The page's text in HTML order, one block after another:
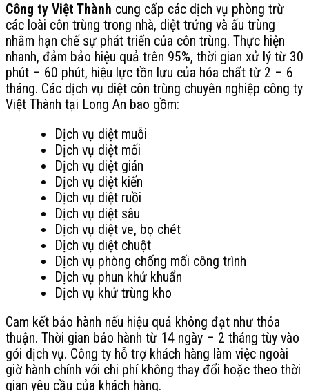
Công ty Việt Thành cung cấp các dịch vụ phòng trừ
các loài côn trùng trong nhà, diệt trứng và ấu trùng
nhằm hạn chế sự phát triển của côn trùng. Thực hiện
nhanh, đảm bảo hiệu quả trên 95%, thời gian xử lý từ 30
phút – 60 phút, hiệu lực tồn lưu của hóa chất từ 2 – 6
tháng. Các dịch vụ diệt côn trùng chuyên nghiệp công ty
Việt Thành tại Long An bao gồm:
Dịch vụ diệt muỗi
Dịch vụ diệt mối
Dịch vụ diệt gián
Dịch vụ diệt kiến
Dịch vụ diệt ruồi
Dịch vụ diệt sâu
Dịch vụ diệt ve, bọ chét
Dịch vụ diệt chuột
Dịch vụ phòng chống mối công trình
Dịch vụ phun khử khuẩn
Dịch vụ khử trùng kho
Cam kết bảo hành nếu hiệu quả không đạt như thỏa
thuận. Thời gian bảo hành từ 14 ngày – 2 tháng tùy vào
gói dịch vụ. Công ty hỗ trợ khách hàng làm việc ngoài
giờ hành chính với chi phí không thay đổi hoặc theo thời
gian yêu cầu của khách hàng.